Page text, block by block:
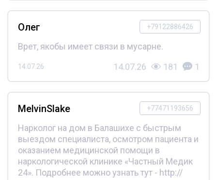
+79122886426
Олег
Врет, якобы имеет связи в мусарне.
14.07.26 14.07.26 181 1
+77471193656
MelvinSlake
Нарколог на дом в Балашихе с быстрым
выездом специалиста, осмотром пациента и
оказанием медицинской помощи в
наркологической клинике «Частный Медик
24». Подробнее можно узнать тут - http://